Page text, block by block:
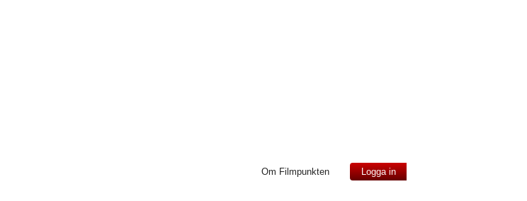
Om Filmpunkten Logga in